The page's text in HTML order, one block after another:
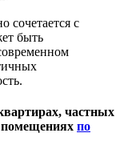
сочетается с
быть
частных
помещениях по